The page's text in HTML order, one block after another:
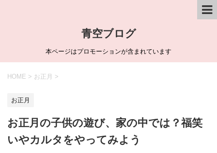
青空ブログ
本ページはプロモーションが含まれています
HOME > お正月 >
お正月
お正月の子供の遊び、家の中では？福笑
いやカルタをやってみよう